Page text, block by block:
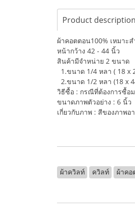
Product description
ผ้าคอตตอน100% เหมาะ
หน้ากว้าง 42 - 44 นิ้ว
สินค้ามีจำหน่าย 2 ขนาด
1.ขนาด 1/4 หลา ( 18 x
2.ขนาด 1/2 หลา (18 x
วิธีซื้อ : กรณีที่ต้องการซื้อ
ขนาดภาพตัวอย่าง : 6 นิ้ว
เกี่ยวกับภาพ : สีของภาพ
ผ้าควิลท์ ควิลท์ ผ้าค